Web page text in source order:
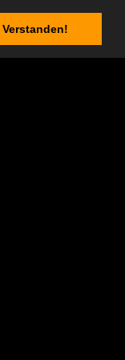
Verstanden!